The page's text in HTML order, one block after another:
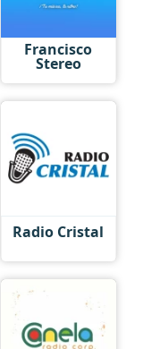
Francisco
Stereo
Radio Сristal